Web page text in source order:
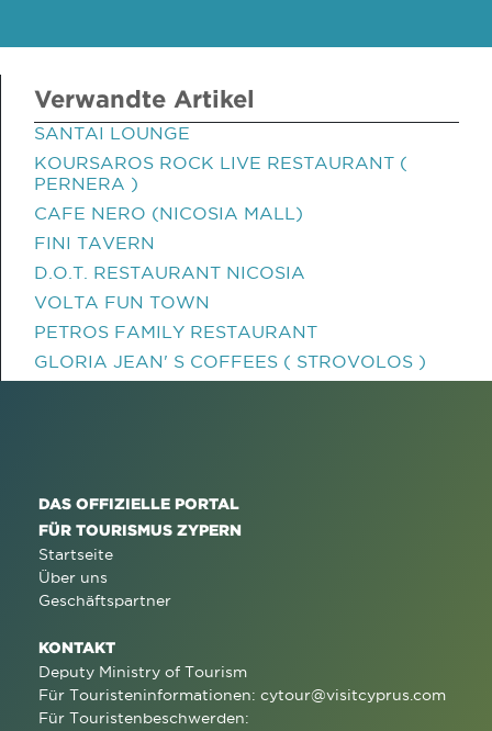
Verwandte Artikel
SANTAI LOUNGE
KOURSAROS ROCK LIVE RESTAURANT (
PERNERA )
CAFE NERO (NICOSIA MALL)
FINI TAVERN
D.O.T. RESTAURANT NICOSIA
VOLTA FUN TOWN
PETROS FAMILY RESTAURANT
GLORIA JEAN' S COFFEES ( STROVOLOS )
DAS OFFIZIELLE PORTAL
FÜR TOURISMUS ZYPERN
Startseite
Über uns
Geschäftspartner
KONTAKT
Deputy Ministry of Tourism
Für Touristeninformationen: cytour@visitcyprus.com
Für Touristenbeschwerden: